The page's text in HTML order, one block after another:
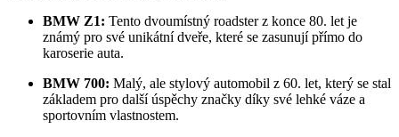
BMW Z1: Tento dvoumístný roadster z konce 80. let je
známý pro své unikátní dveře, které se zasunují přímo do
karoserie auta.
BMW 700: Malý, ale stylový automobil z 60. let, který se stal
základem pro další úspěchy značky díky své lehké váze a
sportovním vlastnostem.